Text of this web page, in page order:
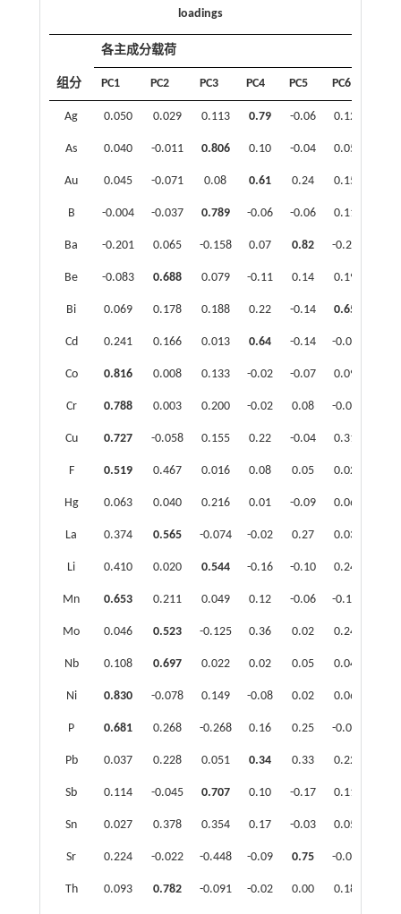
loadings
组分
各主成分载荷
PC1 PC2 PC3 PC4 PC5 PC6
Ag 0.050 0.029 0.113 0.79 -0.06 0.125
As 0.040 -0.011 0.806 0.10 -0.04 0.052
Au 0.045 -0.071 0.08 0.61 0.24 0.159
B -0.004 -0.037 0.789 -0.06 -0.06 0.119
Ba -0.201 0.065 -0.158 0.07 0.82 -0.250
Be -0.083 0.688 0.079 -0.11 0.14 0.197
Bi 0.069 0.178 0.188 0.22 -0.14 0.653
Cd 0.241 0.166 0.013 0.64 -0.14 -0.050
Co 0.816 0.008 0.133 -0.02 -0.07 0.091
Cr 0.788 0.003 0.200 -0.02 0.08 -0.003
Cu 0.727 -0.058 0.155 0.22 -0.04 0.314
F 0.519 0.467 0.016 0.08 0.05 0.025
Hg 0.063 0.040 0.216 0.01 -0.09 0.066
La 0.374 0.565 -0.074 -0.02 0.27 0.034
Li 0.410 0.020 0.544 -0.16 -0.10 0.246
Mn 0.653 0.211 0.049 0.12 -0.06 -0.116
Mo 0.046 0.523 -0.125 0.36 0.02 0.244
Nb 0.108 0.697 0.022 0.02 0.05 0.046
Ni 0.830 -0.078 0.149 -0.08 0.02 0.061
P 0.681 0.268 -0.268 0.16 0.25 -0.022
Pb 0.037 0.228 0.051 0.34 0.33 0.228
Sb 0.114 -0.045 0.707 0.10 -0.17 0.118
Sn 0.027 0.378 0.354 0.17 -0.03 0.054
Sr 0.224 -0.022 -0.448 -0.09 0.75 -0.007
Th 0.093 0.782 -0.091 -0.02 0.00 0.184